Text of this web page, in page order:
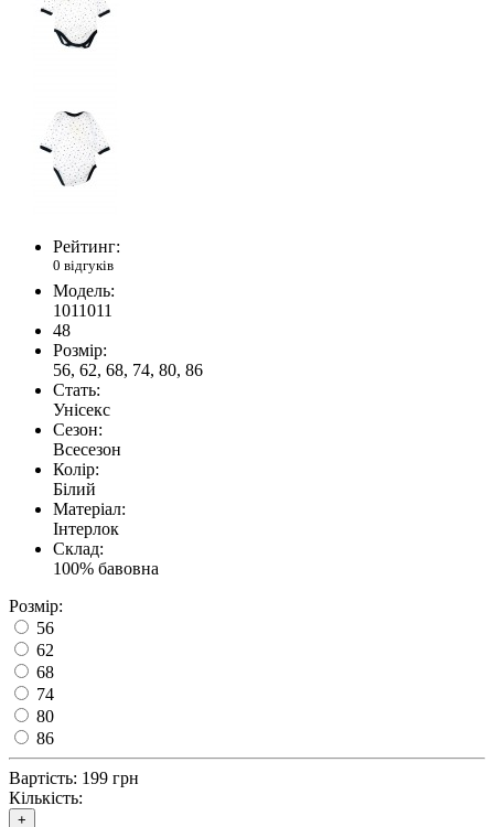
Рейтинг:
0 відгуків
Модель:
1011011
48
Розмір:
56, 62, 68, 74, 80, 86
Стать:
Унісекс
Сезон:
Всесезон
Колір:
Білий
Матеріал:
Інтерлок
Склад:
100% бавовна
Розмір:
56
62
68
74
80
86
Вартість: 199 грн
Кількість:
+